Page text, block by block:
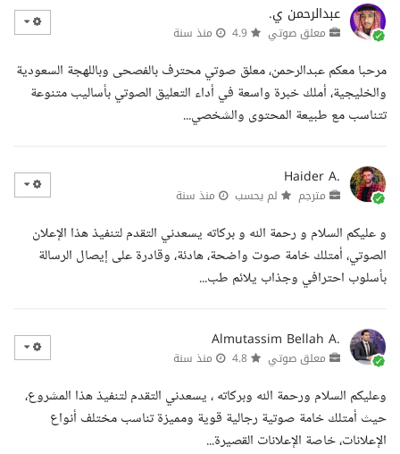
عبدالرحمن ي.
معلق صوتي منذ سنة
مرحبا معكم عبدالرحمن، معلق صوتي محترف بالفصحى وباللهجة السعودية
والخليجية، أملك خبرة واسعة في أداء التعليق الصوتي بأساليب متنوعة
تتناسب مع طبيعة المحتوى والشخصي...
Haider A.
مترجم لم يحسب منذ سنة
و عليكم السلام و رحمة الله و بركاته يسعدني التقدم لتنفيذ هذا الإعلان
الصوتي، أمتلك خامة صوت واضحة، هادئة، وقادرة على إيصال الرسالة
بأسلوب احترافي وجذاب يلائم طب...
Almutassim Bellah A.
معلق صوتي منذ سنة
وعليكم السلام ورحمة الله وبركاته ، يسعدني التقدم لتنفيذ هذا المشروع،
حيث أمتلك خامة صوتية رجالية قوية ومميزة تناسب مختلف أنواع
الإعلانات، خاصة الإعلانات القصيرة...